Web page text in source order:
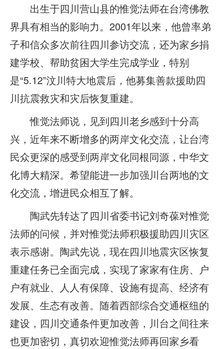
出生于四川营山县的惟觉法师在台湾佛教
界具有相当的影响力。2001年以来，他曾率弟
子和信众多次前往四川参访交流，还为家乡捐
建学校、帮助贫困大学生完成学业，特别
是“5.12”汶川特大地震后，他募集善款援助四
川抗震救灾和灾后恢复重建。
惟觉法师说，见到四川老乡感到十分高
兴，近年来不断增多的两岸文化交流，让台湾
民众更深的感受到两岸文化同根同源，中华文
化博大精深。希望能进一步加强川台两地的文
化交流，增进民众相互了解。
陶武先转达了四川省委书记刘奇葆对惟觉
法师的问候，并对惟觉法师积极援助四川灾区
表示感谢。陶武先说，现在四川地震灾区恢复
重建任务已全面完成，实现了家家有住房、户
户有就业、人人有保障、设施有提高、经济有
发展、生态有改善。随着西部综合交通枢纽的
建设，四川交通条件更加改善，川台之间往来
也更加密切，真切欢迎惟觉法师再回家乡看